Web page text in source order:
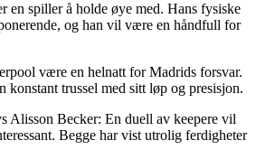
en spiller å holde øye med. Hans fysiske
og han vil være en håndfull for
være en helnatt for Madrids forsvar.
trussel med sitt løp og presisjon.
Alisson Becker: En duell av keepere vil
Begge har vist utrolig ferdigheter